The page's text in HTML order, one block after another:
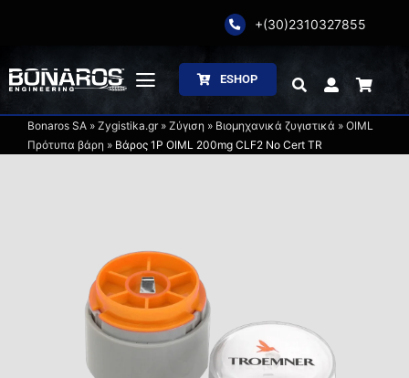
content
+(30)2310327855
Toggle
Navigation
Αρχική
Συσκευασία
Επεξεργασία
ESHOP
Bonaros SA» Zygistika.gr» Ζύγιση » Βιομηχανικά ζυγιστικά » OIML
Πρότυπα βάρη » Βάρος 1P OIML 200mg CLF2 No Cert TR